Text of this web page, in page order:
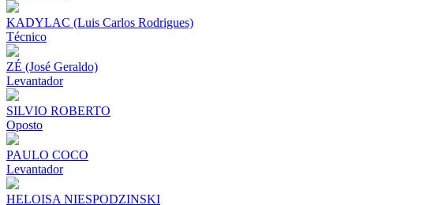
KADYLAC (Luis Carlos Rodrigues)
Técnico
ZÉ (José Geraldo)
Levantador
SILVIO ROBERTO
Oposto
PAULO COCO
Levantador
HELOISA NIESPODZINSKI